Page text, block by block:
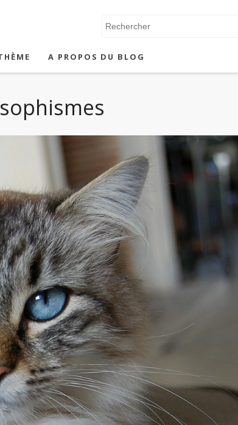
A PROPOS DU BLOG